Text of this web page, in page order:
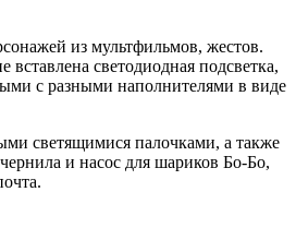
из мультфильмов, жестов.
светодиодная подсветка,
с разными наполнителями в виде
светящимися палочками, а также
и насос для шариков Бо-Бо,